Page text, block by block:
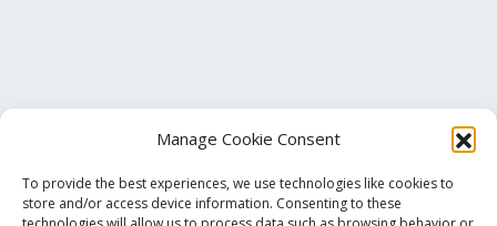
Manage Cookie Consent
To provide the best experiences, we use technologies like cookies to
store and/or access device information. Consenting to these